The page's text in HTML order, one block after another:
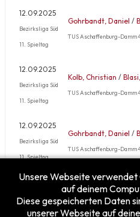
12.09.2025
Bezirksliga Süd
11. Spieltag
Gohrbandt, Daniel /
TUS Aschaffenburg-Damm
12.09.2025
Bezirksliga Süd
11. Spieltag
Kolb, Christian /
TUS Aschaffenburg-Damm
12.09.2025
Bezirksliga Süd
11. Spieltag
Gohrbandt, Daniel /
TUS Aschaffenburg-Damm
Mehr …
Unsere Webseite
auf deinem
Diese gespeicherten Daten
unserer Webseite auf